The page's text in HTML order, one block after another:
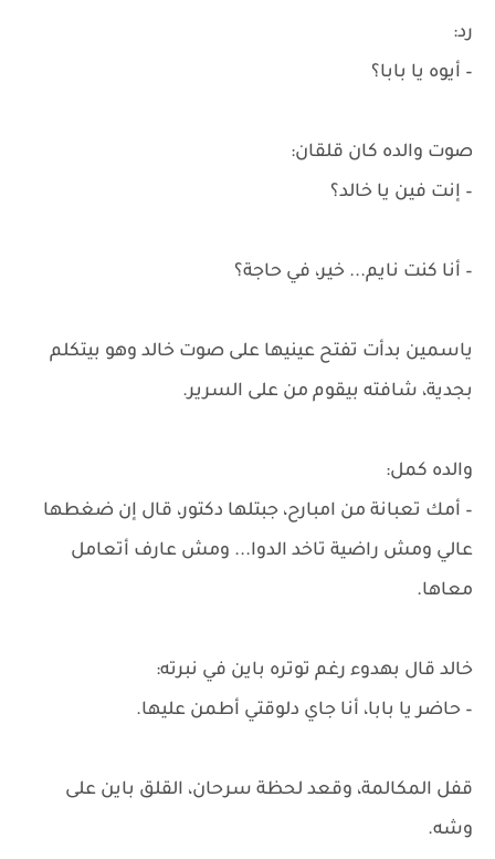
رد:
– أيوه يا بابا؟
صوت والده كان قلقان:
– إنت فين يا خالد؟
– أنا كنت نايم... خير، في حاجة؟
ياسمين بدأت تفتح عينيها على صوت خالد وهو بيتكلم
بجدية، شافته بيقوم من على السرير.
والده كمل:
– أمك تعبانة من امبارح، جبتلها دكتور، قال إن ضغطها
عالي ومش راضية تاخد الدوا... ومش عارف أتعامل
معاها.
خالد قال بهدوء رغم توتره باين في نبرته:
– حاضر يا بابا، أنا جاي دلوقتي أطمن عليها.
قفل المكالمة، وقعد لحظة سرحان، القلق باين على
وشه.